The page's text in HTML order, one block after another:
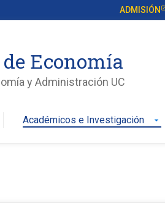
ADMISIÓN
Economía
y Administración UC
Académicos e Investigación arrow_drop_down